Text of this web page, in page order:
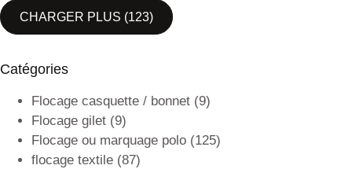
CHARGER PLUS (123)
Catégories
Flocage casquette / bonnet (9)
Flocage gilet (9)
Flocage ou marquage polo (125)
flocage textile (87)